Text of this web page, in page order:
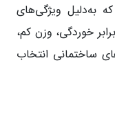
به‌دلیل ویژگی‌های
خوردگی، وزن کم،
ساختمانی انتخاب